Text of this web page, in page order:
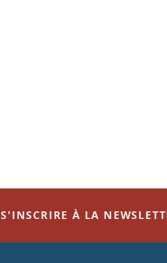
S'INSCRIRE À LA